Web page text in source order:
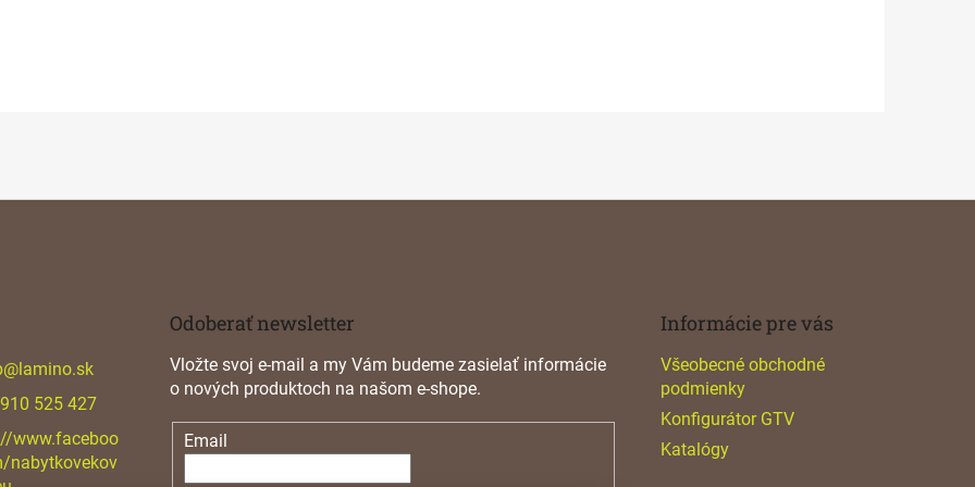
@ lamino.sk
525 427
www.faceboo
nabytkovekov
Odoberať newsletter
Vložte svoj e-mail a my Vám budeme zasielať informácie
o nových produktoch na našom e-shope.
Email
Informácie pre vás
Všeobecné obchodné
podmienky
Konfigurátor GTV
Katalógy